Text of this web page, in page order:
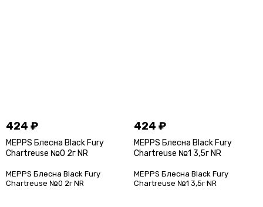
424 ₽
MEPPS Блесна Black Fury
Chartreuse №0 2г NR
MEPPS Блесна Black Fury
Chartreuse №0 2г NR
424₽
MEPPS Блесна Black Fury
Chartreuse №1 3,5г NR
MEPPS Блесна Black Fury
Chartreuse №1 3,5г NR